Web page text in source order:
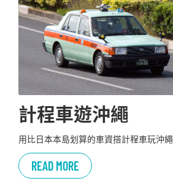
計程車遊沖繩
用比日本本島划算的車資搭計程車玩沖繩
READ MORE